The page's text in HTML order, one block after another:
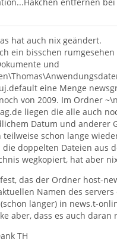
hat auch nix geändert.
ein bisschen
und
eine Menge
von 2009. Im Ordner
liegen die alle auch
Datum und anderer
teilweise schon lange
die doppelten Dateien aus
wegkopiert, hat aber
das der Ordner host-
Namen des
länger) in news.t-
aber, dass es auch daran
TH